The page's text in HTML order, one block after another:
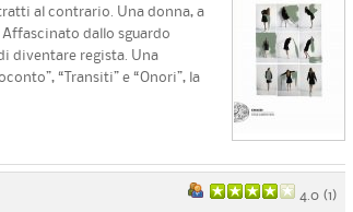
al contrario. Una donna, a
dallo sguardo
diventare regista. Una
“Transiti” e “Onori”, la
4.0 (1)